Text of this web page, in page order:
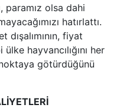
paramız olsa dahi
hatırlattı.
dışalımının, fiyat
hayvancılığını her
götürdüğünü